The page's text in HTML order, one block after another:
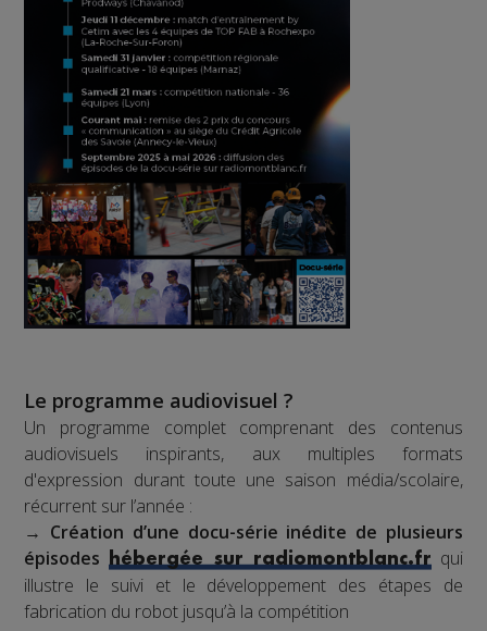
Le programme audiovisuel ?
Un programme complet comprenant des contenus
audiovisuels inspirants, aux multiples formats
d'expression durant toute une saison média/scolaire,
récurrent sur l’année :
→ Création d’une docu-série inédite de plusieurs
épisodes
hébergée sur radiomontblanc.frqui
illustre le suivi et le développement des étapes de
fabrication du robot jusqu’à la compétition